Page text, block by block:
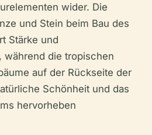
wider. Die
und Stein beim Bau des
Stärke und
während die tropischen
auf der Rückseite der
Schönheit und das
hervorheben